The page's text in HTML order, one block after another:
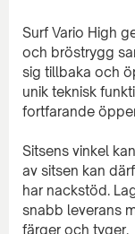
Surf Vario High
och bröstrygg
sig tillbaka och
unik teknisk
fortfarande
Sitsens vinkel
av sitsen kan
har nackstöd.
snabb leverans